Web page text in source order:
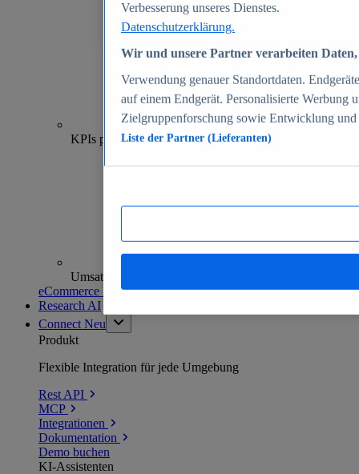
70+
KPIs pro Shop
Umsatzanalysen und -prognosen
eCommerce Insights entdecken
Research AI
Connect Neu
Produkt
Flexible Integration für jede Umgebung
Rest API
MCP
Integrationen
Dokumentation
Demo buchen
KI-Assistenten
Verbesserung unseres Dienstes.
Datenschutzerklärung.
Wir und unsere Partner verarbeiten
Verwendung genauer Standortdaten.
auf einem Endgerät. Personalisierte Werbung
Zielgruppenforschung sowie Entwicklung
Liste der Partner (Lieferanten)